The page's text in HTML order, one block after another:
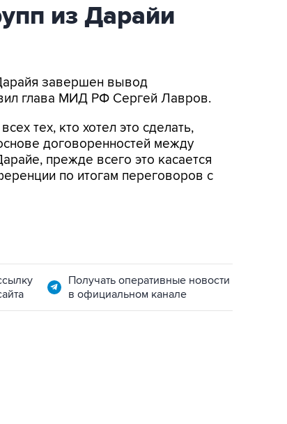
из Дарайи
завершен вывод
глава МИД РФ Сергей Лавров.
тех, кто хотел это сделать,
договоренностей между
прежде всего это касается
по итогам переговоров с
Получать оперативные новости
в официальном канале